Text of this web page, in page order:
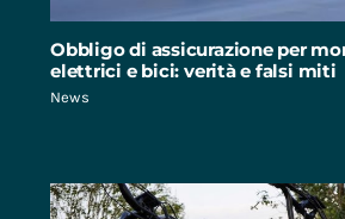
Obbligo di assicurazione per
elettrici e bici: verità e falsi miti
News